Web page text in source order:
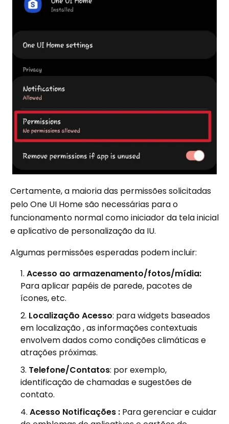
Certamente, a maioria das permissões solicitadas
pelo One UI Home são necessárias para o
funcionamento normal como iniciador da tela inicial
e aplicativo de personalização da IU.
Algumas permissões esperadas podem incluir:
Acesso ao armazenamento/fotos/mídia:
Para aplicar papéis de parede, pacotes de
ícones, etc.
Localização Acesso: para widgets baseados
em localização , as informações contextuais
envolvem dados como condições climáticas e
atrações próximas.
Telefone/Contatos: por exemplo,
identificação de chamadas e sugestões de
contato.
Acesso Notificações : Para gerenciar e cuidar